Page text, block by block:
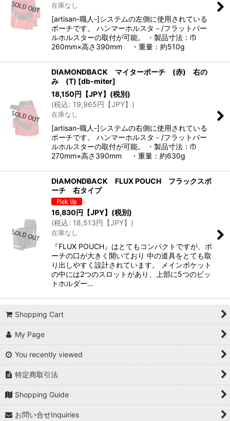
在庫なし
[artisan-職人-]システムの左側に使用されている
ポーチです。 ハンマーホルスタ－/フラットバー
ルホルスターの取付が可能。 ・製品寸法：巾
260mm×高さ390mm ・重量：約510g
DIAMONDBACK マイターポーチ (赤) 右の
み (T) [db-miter]
18,150円【JPY】 (税別)
(税込: 19,965円【JPY】 )
在庫なし
[artisan-職人-]システムの右側に使用されている
ポーチです。 ハンマーホルスタ－/フラットバー
ルホルスターの取付が可能。 ・製品寸法：巾
270mm×高さ390mm ・重量：約630g
DIAMONDBACK FLUX POUCH フラックスポ
ーチ 右タイプ
16,830円【JPY】 (税別)
(税込: 18,513円【JPY】 )
在庫なし
『FLUX POUCH』はとてもコンパクトですが、ポ
ーチの口が大きく開いており 中の道具をとても取
り出しやすく設計されています。 メインポケット
の中には2つのスロットがあり、上部に5つのビッ
トホルダー…
Shopping Cart
My Page
You recently viewed
特定商取引法
Shopping Guide
お問い合せInquiries